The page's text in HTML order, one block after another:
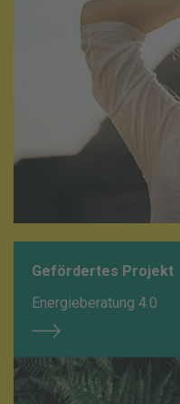
Gefördertes Projekt
Energieberatung 4.0